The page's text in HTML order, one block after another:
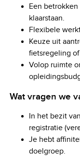
Een betrokken
klaarstaan.
Flexibele
Keuze uit
fietsregeling
Volop ruimte
Wat vragen we
In het bezit
registratie
Je hebt
doelgroep.